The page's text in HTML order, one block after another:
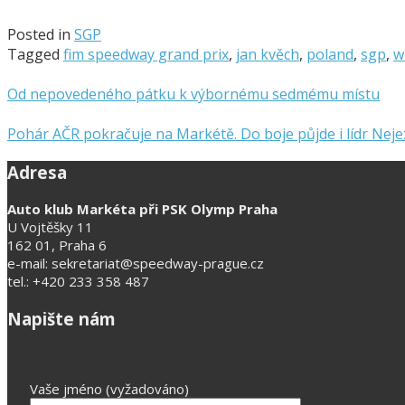
Posted in SGP
Tagged fim speedway grand prix, jan kvěch, poland, sgp,
Od nepovedeného pátku k výbornému sedmému místu
Pohár AČR pokračuje na Markétě. Do boje půjde i lídr
Adresa
Auto klub Markéta při PSK Olymp Praha
U Vojtěšky 11
162 01, Praha 6
e-mail: sekretariat@speedway-prague.cz
tel.: +420 233 358 487
Napište nám
Vaše jméno (vyžadováno)